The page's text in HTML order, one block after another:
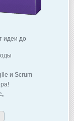
идеи до
и Scrum